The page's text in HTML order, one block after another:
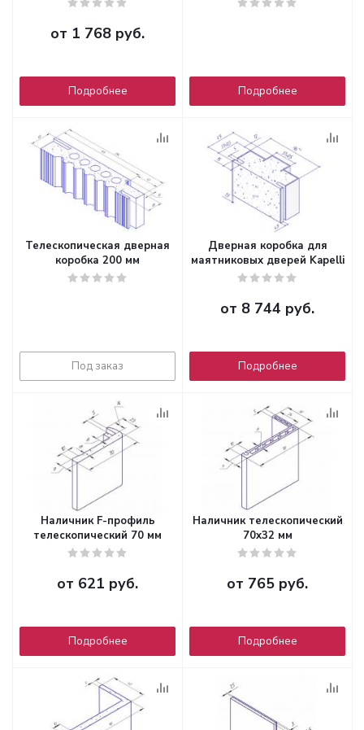
от 1 768 руб.
Подробнее Подробнее
Телескопическая дверная
коробка 200 мм
Под заказ
Дверная коробка для
маятниковых дверей Kapelli
от 8 744 руб.
Подробнее
Наличник F-профиль
телескопический 70 мм
от 621 руб.
Подробнее
Наличник телескопический
70x32 мм
от 765 руб.
Подробнее